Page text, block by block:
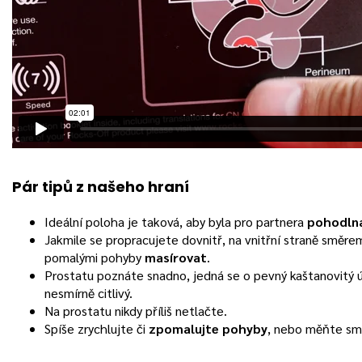
Pár tipů z našeho hraní
Ideální poloha je taková, aby byla pro partnera
Jakmile se propracujete dovnitř, na vnitřní straně
pomalými pohyby masírovat.
Prostatu poznáte snadno, jedná se o pevný kaštanovitý
nesmírně citlivý.
Na prostatu nikdy příliš netlačte.
Spíše zrychlujte či zpomalujte pohyby, nebo měňte